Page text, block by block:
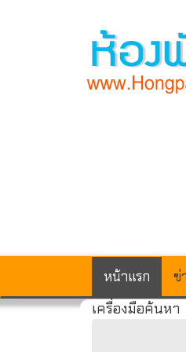
หน้าแรก ข่
เครื่องมือค้นหา